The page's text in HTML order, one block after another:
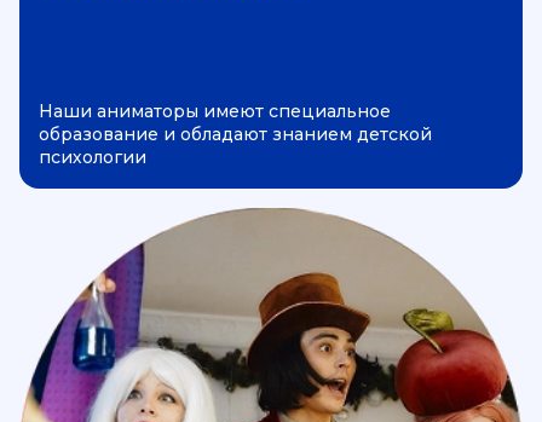
Наши аниматоры имеют специальное
образование и обладают знанием детской
психологии